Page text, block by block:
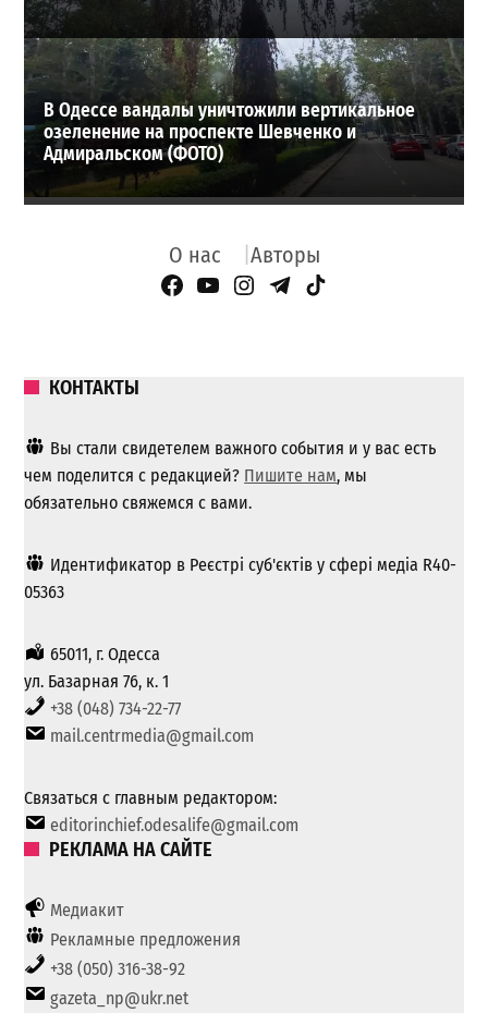
В Одессе вандалы уничтожили вертикальное
озеленение на проспекте Шевченко и
Адмиральском (ФОТО)
О нас Авторы
Facebook Page
YouTube
Instagram
Telegram
TikTok
КОНТАКТЫ
Вы стали свидетелем важного события и у вас есть
чем поделится с редакцией? Пишите нам, мы
обязательно свяжемся с вами.
Идентификатор в Реєстрі суб'єктів у сфері медіа R40-
05363
65011, г. Одесса
ул. Базарная 76, к. 1
+38 (048) 734-22-77
mail.centrmedia@gmail.com
Связаться с главным редактором:
editorinchief.odesalife@gmail.com
РЕКЛАМА НА САЙТЕ
Медиакит
Рекламные предложения
+38 (050) 316-38-92
gazeta_np@ukr.net